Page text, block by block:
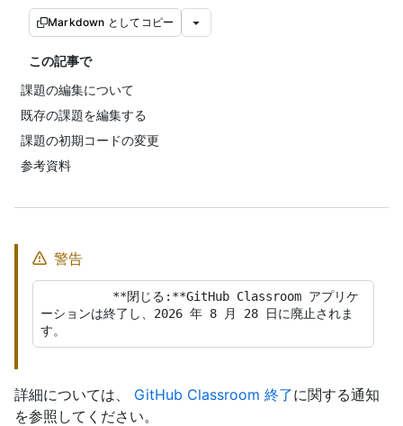
Markdown としてコピー
この記事で
課題の編集について
既存の課題を編集する
課題の初期コードの変更
参考資料
警告
ーションは終了し、2026 年 8 月 28 日に廃止されま
詳細については、 GitHub Classroom 終了に関する通知
を参照してください。